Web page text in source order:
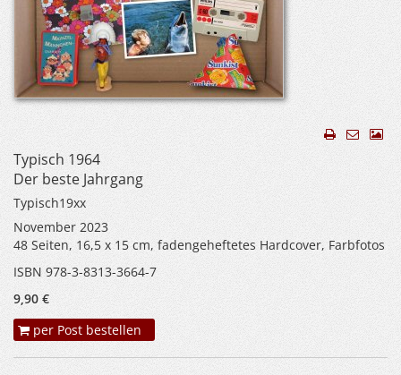
Typisch 1964
Der beste Jahrgang
Typisch19xx
November 2023
48 Seiten, 16,5 x 15 cm, fadengeheftetes Hardcover, Farbfotos
ISBN 978-3-8313-3664-7
9,90 €
per Post bestellen